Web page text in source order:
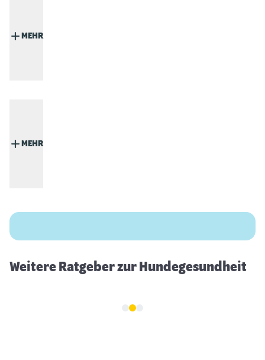
MEHR
MEHR
Weitere Ratgeber zur Hundegesundheit